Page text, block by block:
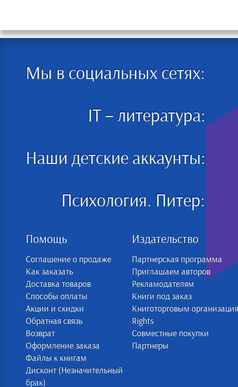
Мы в социальных сетях:
IT – литература:
Наши детские аккаунты:
Психология. Питер:
Помощь
Соглашение о продаже
Как заказать
Доставка товаров
Способы оплаты
Акции и скидки
Обратная связь
Возврат
Оформление заказа
Файлы к книгам
Дисконт (Незначительный
брак)
Издательство
Партнерская программа
Приглашаем авторов
Рекламодателям
Книги под заказ
Книготорговым
Rights
Совместные покупки
Партнеры